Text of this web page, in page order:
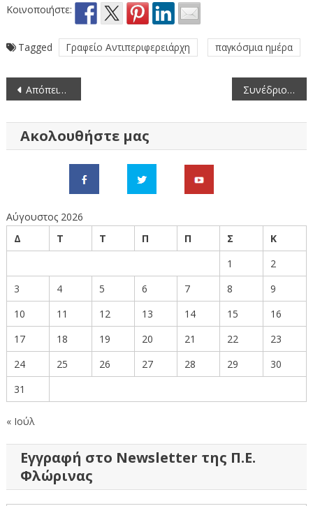
Κοινοποιήστε:
Tagged Γραφείο Αντιπεριφερειάρχη παγκόσμια ημέρα
Πλοήγηση
Απόπειρα εξαπάτησης με δήθεν καταβολή χρημάτων από τις Υπηρεσίες της Περιφερειακής Ενότητας Φλώρινας Συνέδριο στη Φλώρινα: “Ο προσφυγικός κόσμος στην Ελλάδα μετά τη Συνθήκη της Λωζάνης” 17-19 Μαρτίου 2023
Ακολουθήστε μας
Αύγουστος 2026
Δ
Τ Τ Π Π Σ
Κ
1
2
3
4 5 6 7 8
9
10
11 12 13 14 15
16
17
18 19 20 21 22
23
24
25 26 27 28 29
30
31
« Ιούλ
Εγγραφή στο Newsletter της Π.Ε.
Φλώρινας